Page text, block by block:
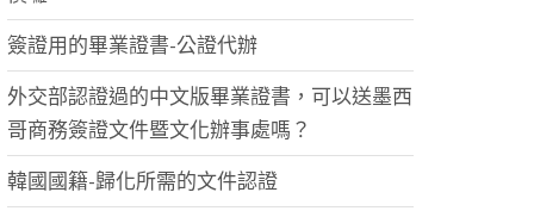
簽證用的畢業證書-公證代辦
外交部認證過的中文版畢業證書，可以送墨西
哥商務簽證文件暨文化辦事處嗎？
韓國國籍-歸化所需的文件認證